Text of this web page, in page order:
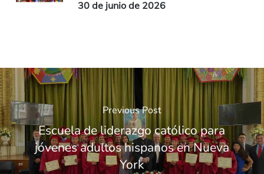
30 de junio de 2026
Previous Post
Escuela de liderazgo católico para
jóvenes adultos hispanos en Nueva
York